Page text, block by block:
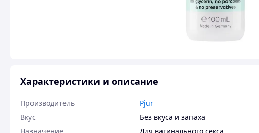
Характеристики и описание
Производитель
Pjur
Вкус
Без вкуса и запаха